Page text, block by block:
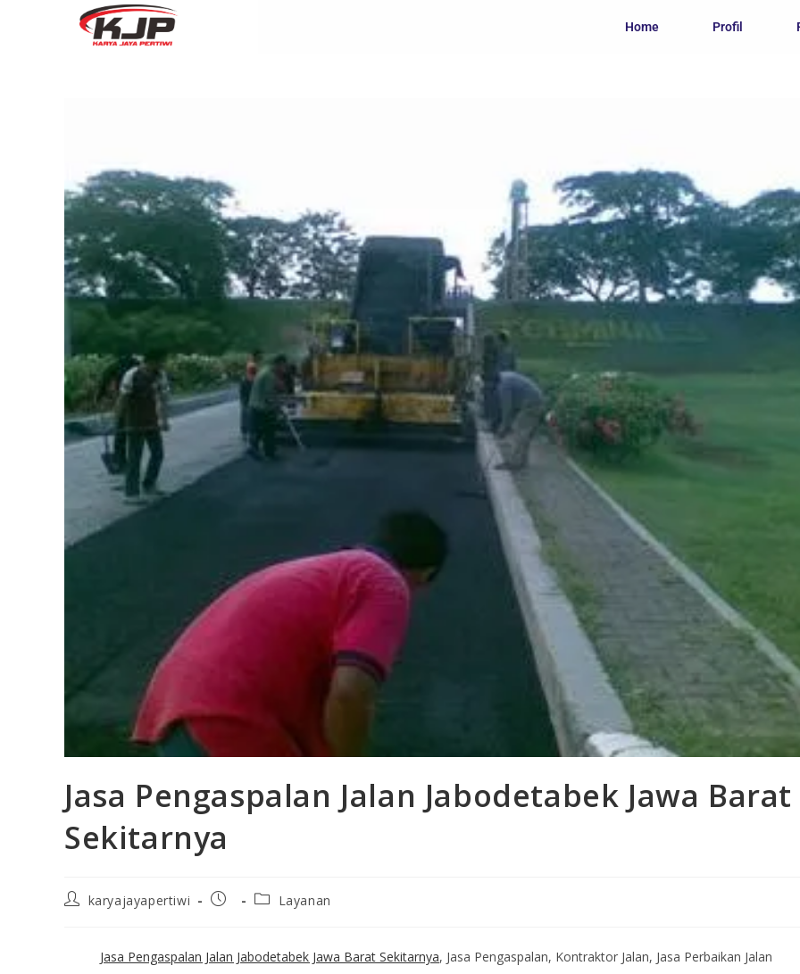
Home Profil
Jasa Pengaspalan Jalan Jabodetabek Jawa Barat
Sekitarnya
karyajayapertiwi Layanan
Jasa Pengaspalan Jalan Jabodetabek Jawa Barat Sekitarnya, Jasa Pengaspalan, Kontraktor Jalan, Jasa Perbaikan Jalan